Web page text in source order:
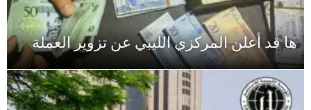
ها قد أعلن المركزي الليبي عن تزوير العملة